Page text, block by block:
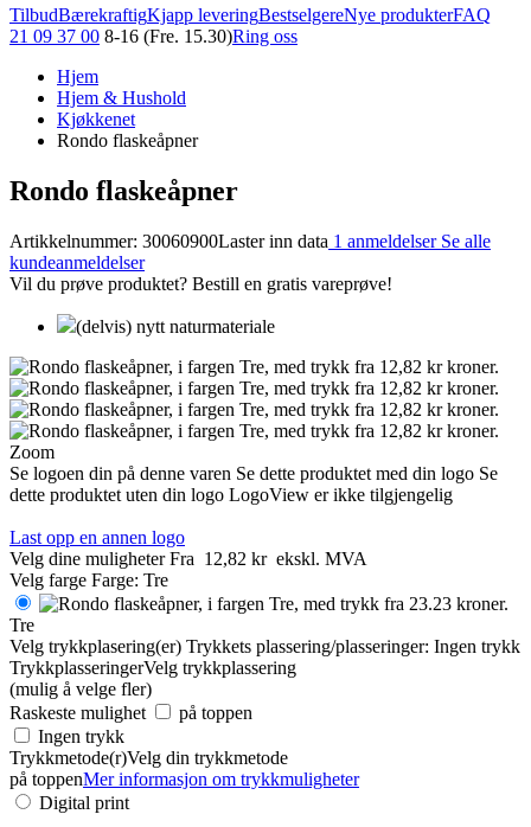
TilbudBærekraftigKjapp leveringBestselgereNye produkterFAQ
21 09 37 00 8-16 (Fre. 15.30)Ring oss
Hjem
Hjem & Hushold
Kjøkkenet
Rondo flaskeåpner
Rondo flaskeåpner
Artikkelnummer: 30060900Laster inn data 1 anmeldelser Se alle
kundeanmeldelser
Vil du prøve produktet? Bestill en gratis vareprøve!
(delvis) nytt naturmateriale
Zoom
Se logoen din på denne varen Se dette produktet med din logo Se
dette produktet uten din logo LogoView er ikke tilgjengelig
Last opp en annen logo
Velg dine muligheter Fra 12,82 kr ekskl. MVA
Velg farge Farge: Tre
Tre
Velg trykkplasering(er) Trykkets plassering/plasseringer: Ingen trykk
TrykkplasseringerVelg trykkplassering
(mulig å velge fler)
Raskeste mulighet
på toppen
Ingen trykk
Trykkmetode(r)Velg din trykkmetode
på toppenMer informasjon om trykkmuligheter
Digital print